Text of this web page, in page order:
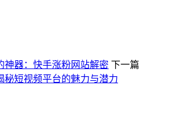
神器：快手涨粉网站解密 下一篇
秘短视频平台的魅力与潜力